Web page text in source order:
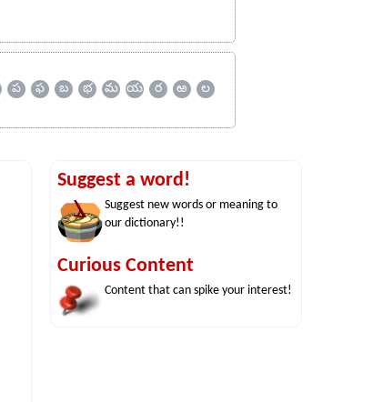
ప ఫ బ భ మ య ర ఱ
ల
Suggest a word!
Suggest new words or meaning to
our dictionary!!
Curious Content
Content that can spike your interest!